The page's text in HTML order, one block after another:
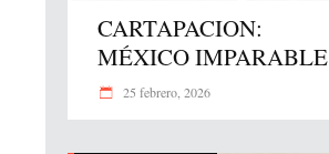
CARTAPACION:
MÉXICO IMPARABLE
25 febrero, 2026